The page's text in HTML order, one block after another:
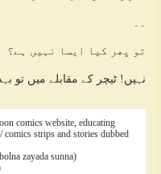
۔۔
تو پھر کیا ایسا نہیں ہے؟
نہیں! ٹیچر کے مقابلے میں تو
comics website, educating
strips and stories dubbed
zayada sunna)